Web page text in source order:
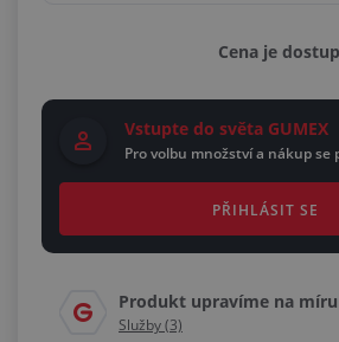
Cena je
Vstupte do světa GUMEX
Pro volbu množství a nákup se
PŘIHLÁSIT SE
Produkt upravíme na míru
Služby (3)